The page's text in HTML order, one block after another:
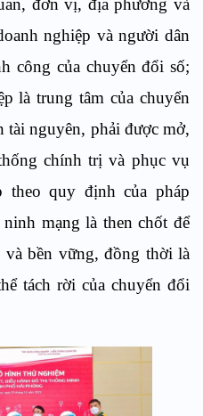
đơn vị, địa phương và
nghiệp và người dân
công của chuyển đổi số;
là trung tâm của chuyển
tài nguyên, phải được mở,
chính trị và phục vụ
theo quy định của pháp
mạng là then chốt để
và bền vững, đồng thời là
tách rời của chuyển đổi